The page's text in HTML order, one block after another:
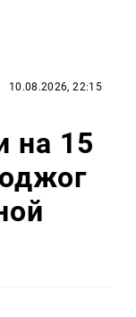
10.08.2026, 22:15
на 15